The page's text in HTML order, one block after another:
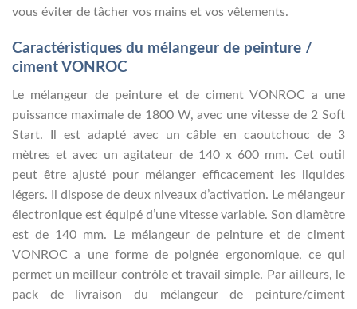
vous éviter de tâcher vos mains et vos vêtements.
Caractéristiques du mélangeur de peinture /
ciment VONROC
Le mélangeur de peinture et de ciment VONROC a une
puissance maximale de 1800 W, avec une vitesse de 2 Soft
Start. Il est adapté avec un câble en caoutchouc de 3
mètres et avec un agitateur de 140 x 600 mm. Cet outil
peut être ajusté pour mélanger efficacement les liquides
légers. Il dispose de deux niveaux d’activation. Le mélangeur
électronique est équipé d’une vitesse variable. Son diamètre
est de 140 mm. Le mélangeur de peinture et de ciment
VONROC a une forme de poignée ergonomique, ce qui
permet un meilleur contrôle et travail simple. Par ailleurs, le
pack de livraison du mélangeur de peinture/ciment